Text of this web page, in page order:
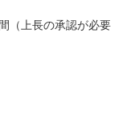
（上長の承認が必要